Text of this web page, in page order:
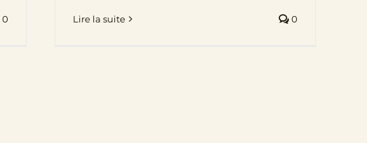
0 Lire la suite 0